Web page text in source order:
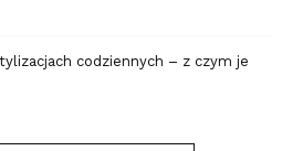
codziennych – z czym je